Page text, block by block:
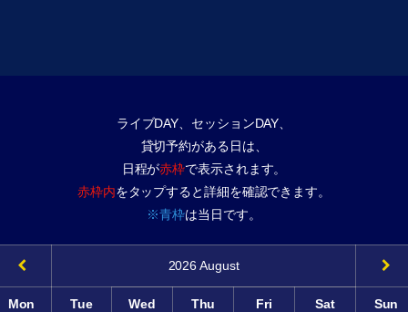
ライブDAY、セッションDAY、
貸切予約がある日は、
日程が赤枠で表示されます。
赤枠内をタップすると詳細を確認できます。
※青枠は当日です。
2026 August
Mon Tue Wed Thu Fri Sat Sun